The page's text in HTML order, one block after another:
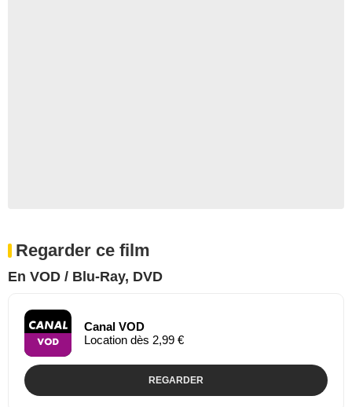
Regarder ce film
En VOD / Blu-Ray, DVD
Canal VOD
Location dès 2,99 €
REGARDER